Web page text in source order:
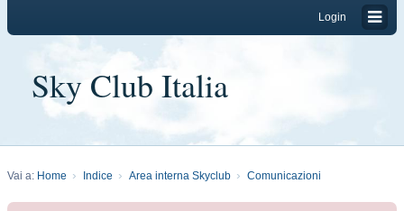
Login
Sky Club Italia
Vai a: Home Indice Area interna Skyclub Comunicazioni